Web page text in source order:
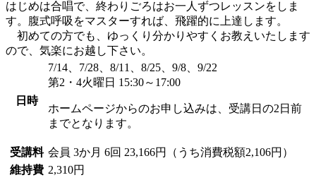
はじめは合唱で、終わりごろはお一人ずつレッスンをしま
す。腹式呼吸をマスターすれば、飛躍的に上達します。
初めての方でも、ゆっくり分かりやすくお教えいたします
ので、気楽にお越し下さい。
日時
7/14、7/28、8/11、8/25、9/8、9/22
第2・4火曜日 15:30～17:00
ホームページからのお申し込みは、受講日の2日前
までとなります。
受講料 会員 3か月 6回 23,166円（うち消費税額2,106円）
維持費 2,310円